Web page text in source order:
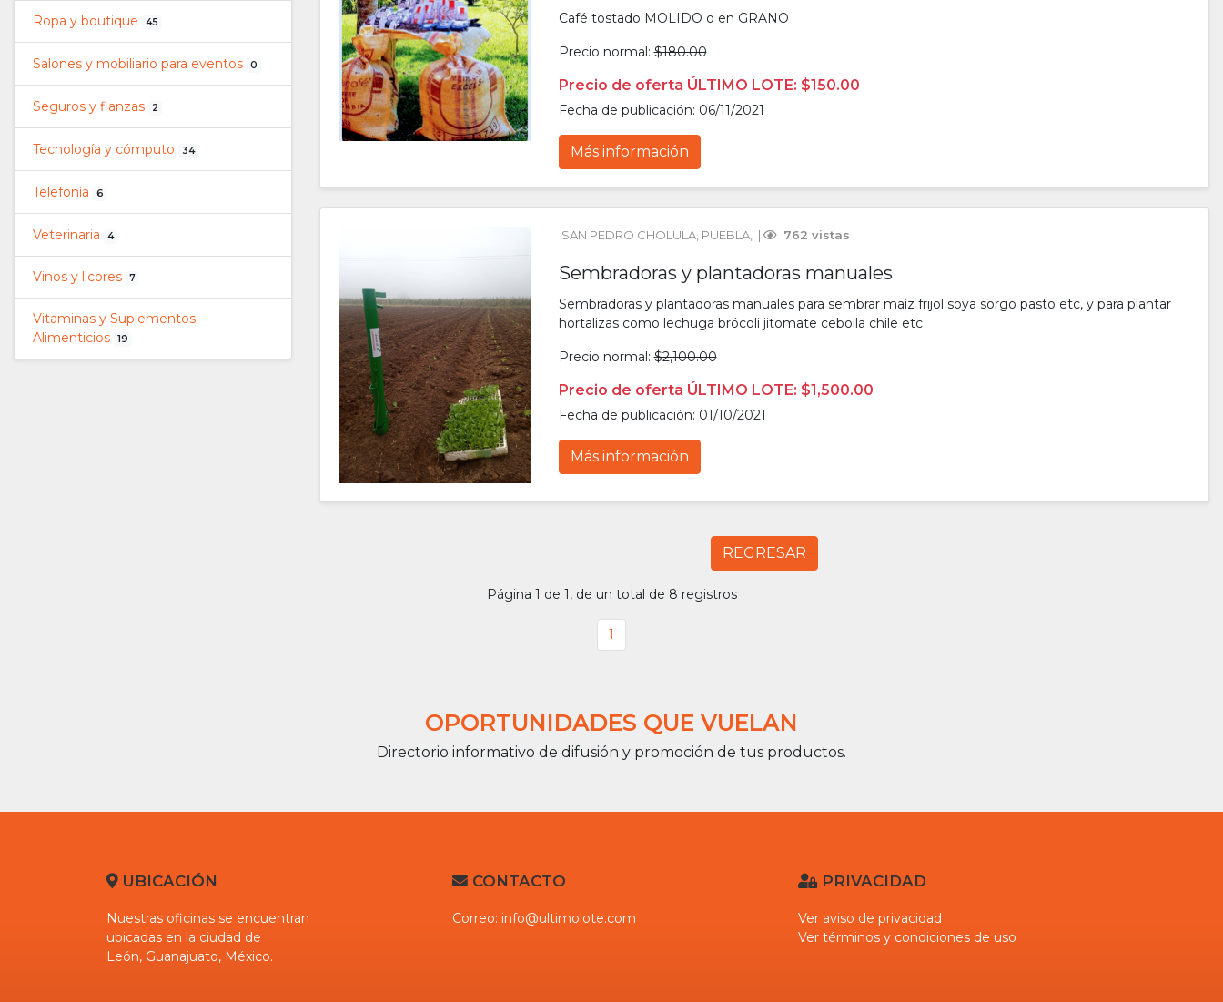
Ropa y boutique 45
Salones y mobiliario para eventos 0
Seguros y fianzas 2
Tecnología y cómputo 34
Telefonía 6
Veterinaria 4
Vinos y licores 7
Vitaminas y Suplementos
Alimenticios
19
Café tostado MOLIDO o en GRANO
Precio normal:$180.00
Precio de oferta ÚLTIMO LOTE: $150.00
Fecha de publicación: 06/11/2021
Más información
SAN PEDRO CHOLULA, PUEBLA, | 762 vistas
Sembradoras y plantadoras manuales
Sembradoras y plantadoras manuales para sembrar maíz frijol soya sorgo pasto etc, y para plantar
hortalizas como lechuga brócoli jitomate cebolla chile etc
Precio normal:$2,100.00
Precio de oferta ÚLTIMO LOTE: $1,500.00
Fecha de publicación: 01/10/2021
Más información
REGRESAR
Página 1 de 1, de un total de 8 registros
1
OPORTUNIDADES QUE VUELAN
Directorio informativo de difusión y promoción de tus productos.
UBICACIÓN
Nuestras oficinas se encuentran
ubicadas en la ciudad de
León, Guanajuato, México.
CONTACTO
Correo: info@ultimolote.com
PRIVACIDAD
Ver aviso de privacidad
Ver términos y condiciones de uso